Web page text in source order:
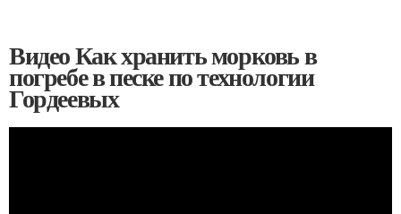
Видео Как хранить морковь в
погребе в песке по технологии
Гордеевых